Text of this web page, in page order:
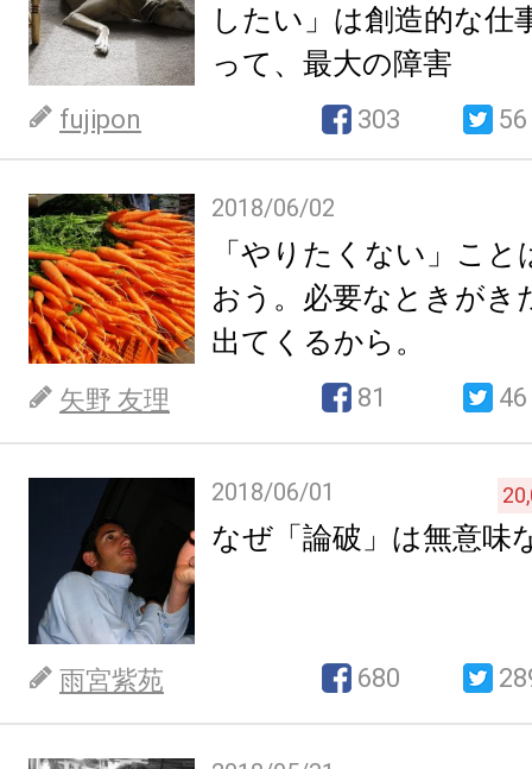
したい」は創造的な仕
って、最大の障害
fujipon 303 56
2018/06/02
「やりたくない」こ
おう。必要なときがき
出てくるから。
矢野 友理 81 46
2018/06/01
なぜ「論破」は無意味
雨宮紫苑 680